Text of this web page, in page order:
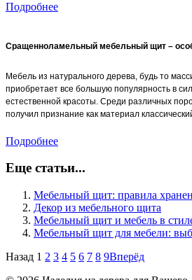
Подробнее
Сращенноламельный мебельный щит –
Мебель из натурального дерева, будь то
приобретает все большую популярность в
естественной красоты. Среди различных
получил признание как материал
Подробнее
Еще статьи...
Мебельный щит: правила
Декор из мебельного щита
Мебельный щит и мебель в
Мебельный щит для мебели:
Назад 1 2 3 4 5 6 7 8 9Вперёд